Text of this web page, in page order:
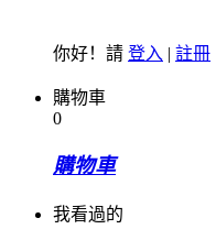
你好！請 登入 | 註冊
購物車
0
購物車
我看過的